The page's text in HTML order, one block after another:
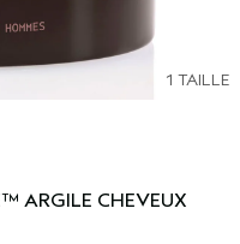
1 TAILLE
ARGILE CHEVEUX